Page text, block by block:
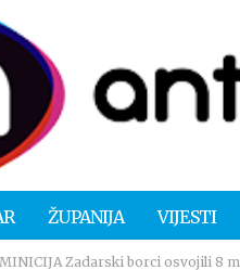
ŽUPANIJA VIJESTI
Zadarski borci osvojili 8